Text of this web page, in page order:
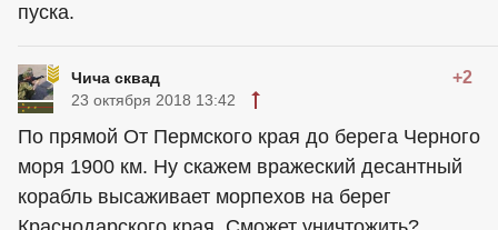
пуска.
Чича сквад +2
23 октября 2018 13:42
По прямой От Пермского края до берега Черного
моря 1900 км. Ну скажем вражеский десантный
корабль высаживает морпехов на берег